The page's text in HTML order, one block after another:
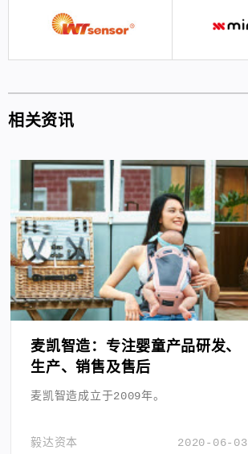
相关资讯
麦凯智造：专注婴童产品研发、
生产、销售及售后
麦凯智造成立于2009年。
2020-06-03
毅达资本